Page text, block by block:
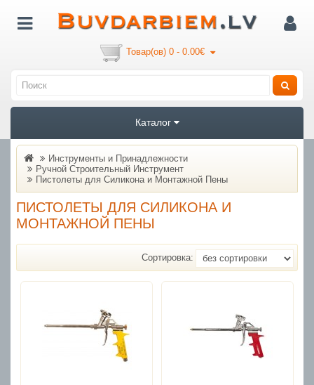
Товар(ов) 0 - 0.00€
Каталог
Инструменты и Принадлежности
Ручной Строительный Инструмент
Пистолеты для Силикона и Монтажной Пены
ПИСТОЛЕТЫ ДЛЯ СИЛИКОНА И
МОНТАЖНОЙ ПЕНЫ
Сортировка: